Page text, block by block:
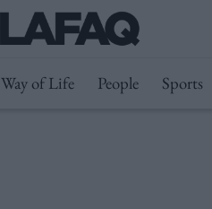
Way of Life People Sports